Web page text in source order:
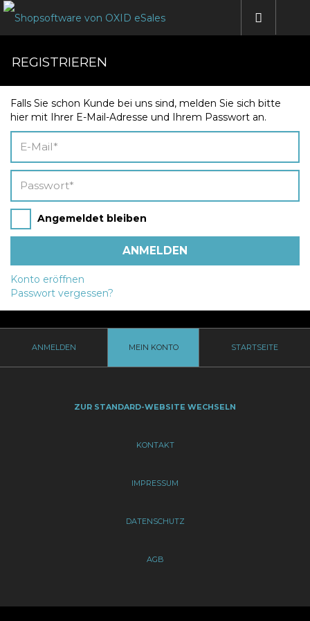
REGISTRIEREN
Falls Sie schon Kunde bei uns sind, melden Sie sich bitte
hier mit Ihrer E-Mail-Adresse und Ihrem Passwort an.
Angemeldet bleiben
Konto eröffnen
Passwort vergessen?
ANMELDEN MEIN KONTO STARTSEITE
ZUR STANDARD-WEBSITE WECHSELN
KONTAKT
IMPRESSUM
DATENSCHUTZ
AGB